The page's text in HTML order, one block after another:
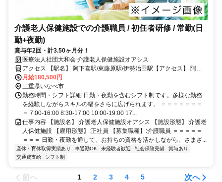
介護老人保健施設での介護職員 / 初任者研修 / 常勤(日
勤+夜勤)
賞与年2回・計3.50ヶ月分！
医療法人社団大和会 介護老人保健施設オアシス
アクセス 【駅名】 阿下喜駅/東藤原駅/伊勢治田駅【アクセス】 阿下
喜駅から徒歩8分
月給180,500円
三重県いなべ市
勤務時間・シフト詳細 日勤・夜勤を含むシフト制です。多様な勤務
を経験しながらスキルの幅をさらに広げられます。 ＝＝＝＝＝＝＝
＝ 7:00-16:00 8:30-17:00 10:00-19:00 17...
仕事内容 【施設名】:介護老人保健施設オアシス 【施設形態】:介護老
人保健施設 【雇用形態】:正社員 【募集職種】:介護職員 ＝＝＝＝＝
＝＝＝ 日勤・夜勤を通して、お持ちの資格を活かしながら、さまざ...
産休・育休取得実績あり 車通勤OK 未経験者歓迎 社会保険完備
賞与あり
交通費支給
シフト制
前へ 1 2 3 4 5 次へ